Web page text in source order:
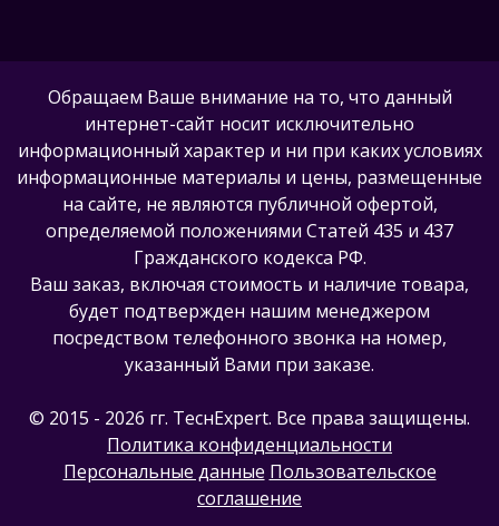
Обращаем Ваше внимание на то, что данный
интернет-сайт носит исключительно
информационный характер и ни при каких условиях
информационные материалы и цены, размещенные
на сайте, не являются публичной офертой,
определяемой положениями Статей 435 и 437
Гражданского кодекса РФ.
Ваш заказ, включая стоимость и наличие товара,
будет подтвержден нашим менеджером
посредством телефонного звонка на номер,
указанный Вами при заказе.
© 2015 - 2026 гг. ТеcнExpert. Все права защищены.
Политика конфиденциальности
Персональные данные Пользовательское
соглашение